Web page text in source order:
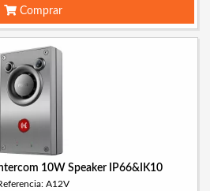
Comprar
10W Speaker IP66&IK10
A12V